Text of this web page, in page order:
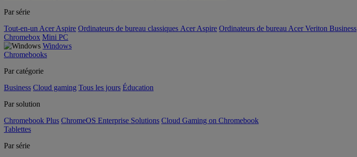
Par série
Tout-en-un Acer Aspire Ordinateurs de bureau classiques Acer Aspire Ordinateurs de bureau Acer Veriton Business
Chromebox Mini PC
Windows
Chromebooks
Par catégorie
Business Cloud gaming Tous les jours Éducation
Par solution
Chromebook Plus ChromeOS Enterprise Solutions Cloud Gaming on Chromebook
Tablettes
Par série